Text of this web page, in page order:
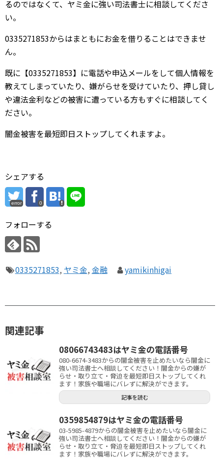
るのではなくて、ヤミ金に強い司法書士に相談してくださ
い。
0335271853からはまともにお金を借りることはできませ
ん。
既に【0335271853】に電話や申込メールをして個人情報を
教えてしまっていたり、嫌がらせを受けていたり、押し貸し
や違法金利などの被害に遭っている方もすぐに相談してく
ださい。
闇金被害を最短即日ストップしてくれますよ。
シェアする
error 0
フォローする
0335271853, ヤミ金, 金融 yamikinhigai
関連記事
08066743483はヤミ金の電話番号
080-6674-3483からの闇金被害を止めたいなら闇金に
強い司法書士へ相談してください！闇金からの嫌が
らせ・取り立て・脅迫を最短即日ストップしてくれ
ます！家族や職場にバレずに解決ができます。
記事を読む
0359854879はヤミ金の電話番号
03-5985-4879からの闇金被害を止めたいなら闇金に
強い司法書士へ相談してください！闇金からの嫌が
らせ・取り立て・脅迫を最短即日ストップしてくれ
ます！家族や職場にバレずに解決ができます。